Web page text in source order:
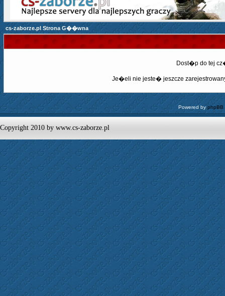
cs-zaborze.pl Strona G��wna
Dost�p do tej
Je�eli nie jeste� jeszcze
Powered byphpBB
Copyright 2010 by www.cs-zaborze.pl